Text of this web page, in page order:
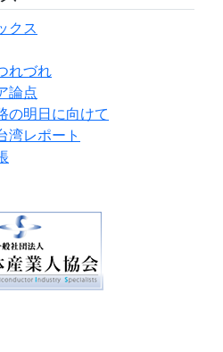
クス
れづれ
論点
の明日に向けて
湾レポート